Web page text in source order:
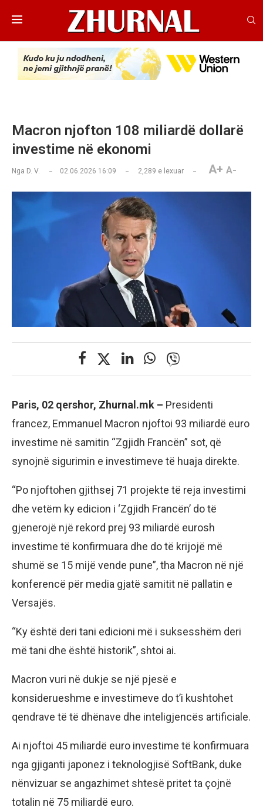
Macron njofton 108 miliardë dollarë
investime në ekonomi
Nga D. V. 02.06.2026 16:09 2,289 e lexuar A+ A-
Paris, 02 qershor, Zhurnal.mk – Presidenti
francez, Emmanuel Macron njoftoi 93 miliardë euro
investime në samitin “Zgjidh Francën” sot, që
synojnë sigurimin e investimeve të huaja direkte.
“Po njoftohen gjithsej 71 projekte të reja investimi
dhe vetëm ky edicion i ‘Zgjidh Francën’ do të
gjenerojë një rekord prej 93 miliardë eurosh
investime të konfirmuara dhe do të krijojë më
shumë se 15 mijë vende pune”, tha Macron në një
konferencë për media gjatë samitit në pallatin e
Versajës.
“Ky është deri tani edicioni më i suksesshëm deri
më tani dhe është historik”, shtoi ai.
Macron vuri në dukje se një pjesë e
konsiderueshme e investimeve do t’i kushtohet
qendrave të të dhënave dhe inteligjencës artificiale.
Ai njoftoi 45 miliardë euro investime të konfirmuara
nga gjiganti japonez i teknologjisë SoftBank, duke
nënvizuar se angazhimet shtesë pritet ta çojnë
totalin në 75 miliardë euro.